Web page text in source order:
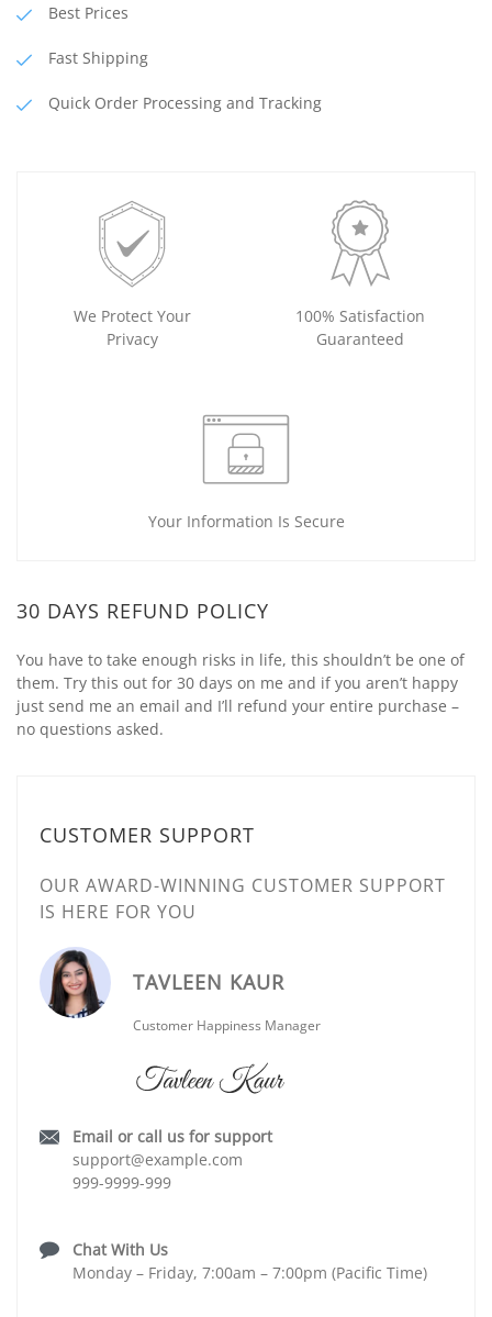
Best Prices
Fast Shipping
Quick Order Processing and Tracking
We Protect Your
Privacy
100% Satisfaction
Guaranteed
Your Information Is Secure
30 DAYS REFUND POLICY
You have to take enough risks in life, this shouldn’t be one of
them. Try this out for 30 days on me and if you aren’t happy
just send me an email and I’ll refund your entire purchase –
no questions asked.
CUSTOMER SUPPORT
OUR AWARD-WINNING CUSTOMER SUPPORT
IS HERE FOR YOU
TAVLEEN KAUR
Customer Happiness Manager
Email or call us for support
support@example.com
999-9999-999
Chat With Us
Monday – Friday, 7:00am – 7:00pm (Pacific Time)